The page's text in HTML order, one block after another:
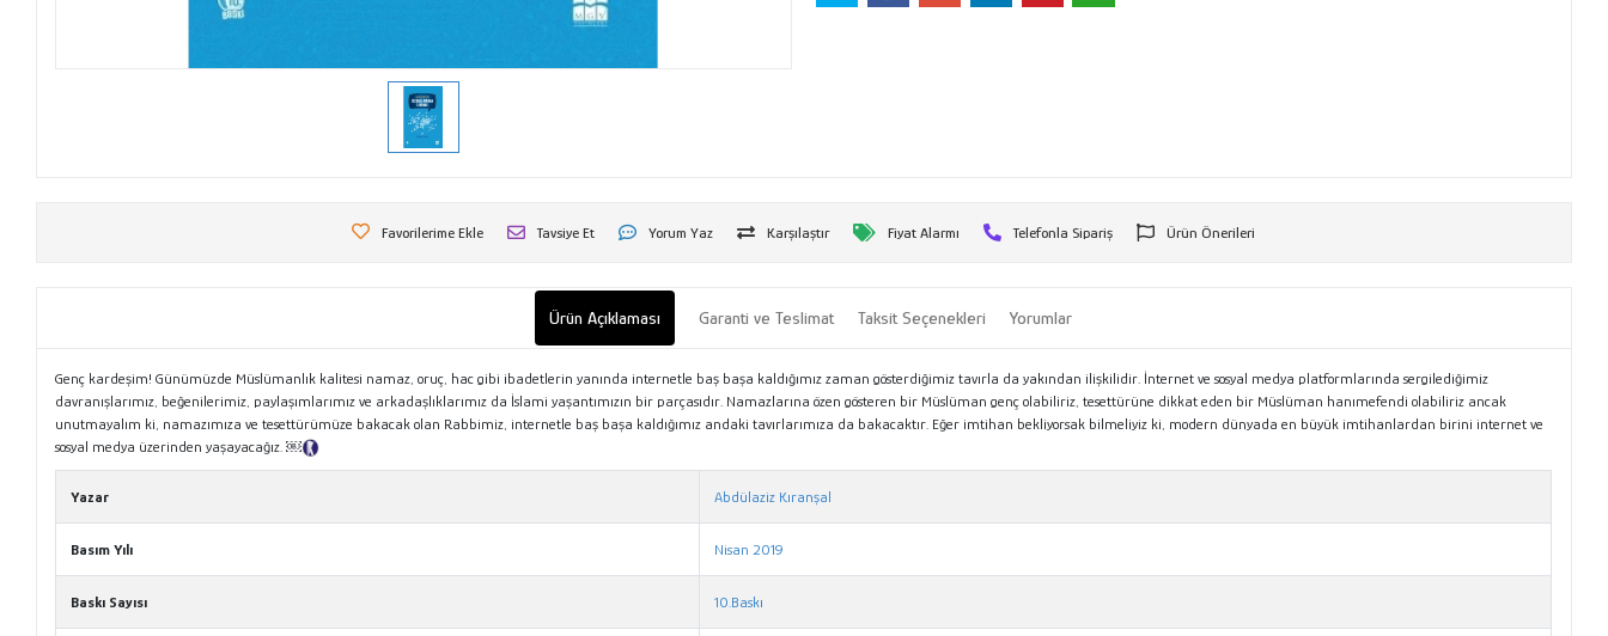
Favorilerime Ekle Tavsiye Et Yorum Yaz Karşılaştır Fiyat Alarmı Telefonla Sipariş Ürün Önerileri
Ürün Açıklaması Garanti ve Teslimat Taksit Seçenekleri Yorumlar
Genç kardeşim! Günümüzde Müslümanlık kalitesi namaz, oruç, hac gibi ibadetlerin yanında internetle baş başa kaldığımız zaman gösterdiğimiz tavırla da yakından ilişkilidir. İnternet ve sosyal medya platformlarında sergilediğimiz
davranışlarımız, beğenilerimiz, paylaşımlarımız ve arkadaşlıklarımız da İslami yaşantımızın bir parçasıdır. Namazlarına özen gösteren bir Müslüman genç olabiliriz, tesettürüne dikkat eden bir Müslüman hanımefendi olabiliriz ancak
unutmayalım ki, namazımıza ve tesettürümüze bakacak olan Rabbimiz, internetle baş başa kaldığımız andaki tavırlarımıza da bakacaktır. Eğer imtihan bekliyorsak bilmeliyiz ki, modern dünyada en büyük imtihanlardan birini internet ve
sosyal medya üzerinden yaşayacağız. ￼
Yazar Abdülaziz Kıranşal
Basım Yılı Nisan 2019
Baskı Sayısı 10.Baskı